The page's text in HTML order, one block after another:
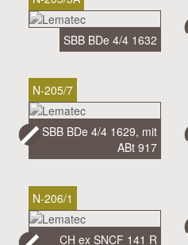
SBB BDe 4/4 1632
N-205/7
SBB BDe 4/4 1629, mit
ABt 917
N-206/1
CH ex SNCF 141 R